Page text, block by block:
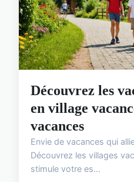
Découvrez les
en village
vacances
Envie de vacances qui
Découvrez les villages
stimule votre es...